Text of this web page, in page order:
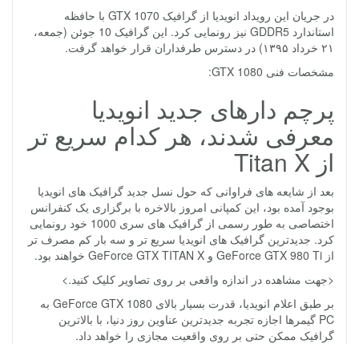
در جریان این رویداد انویدیا از گرافیک GTX 1070 با حافظه
استاندارد GDDR5 نیز رونمایی کرد. این گرافیک 10 جوئن (جمعه،
۲۱ خرداد ۱۳۹۵) در دسترس طرفداران قرار خواهد گرفت.
مشخصات فنی GTX 1080:
پرچم دارهای جدید انویدیا
معرفی شدند، هر کدام سریع تر
از Titan X
بعد از شایعه های فراوانی که حول نسل جدید گرافیک های انویدیا
بوجود آمده بود، این کمپانی امروز بالاخره با برگزاری یک کنفرانس
اختصاصی به طور رسمی از گرافیک های سری 1000 خود رونمایی
کرد. جدیدترین گرافیک های انویدیا سریع تر و سه بار کم مصرف تر
از GeForce GTX 980 Ti و GeForce GTX TITAN X خواهند بود.
<جهت مشاهده در اندازه واقعی بر روی تصاویر کلیک کنید.>
بر طبق اعلام انویدیا، قدرت بسیار بالای GeForce GTX 1080 به
PC گیمرها اجازه تجربه جدیدترین عناوین روز دنیا، با بالاترین
گرافیک ممکن حتی بر روی واقعیت مجازی را خواهد داد.